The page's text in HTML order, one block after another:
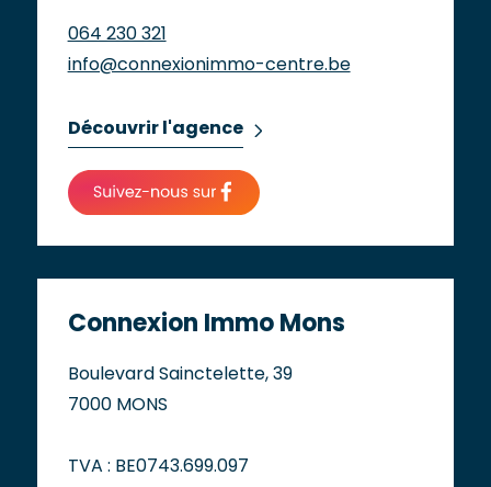
064 230 321
info@connexionimmo-centre.be
Découvrir l'agence
Connexion Immo Mons
Boulevard Sainctelette, 39
7000 MONS
TVA : BE0743.699.097